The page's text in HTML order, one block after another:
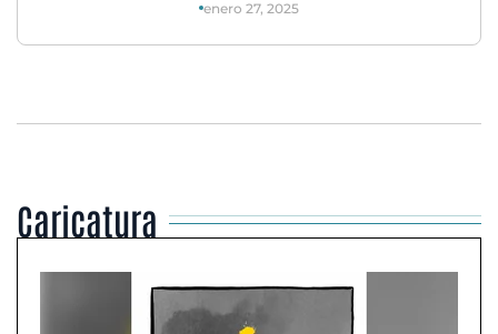
enero 27, 2025
Caricatura